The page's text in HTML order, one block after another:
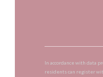
In accordance with data
residents can register